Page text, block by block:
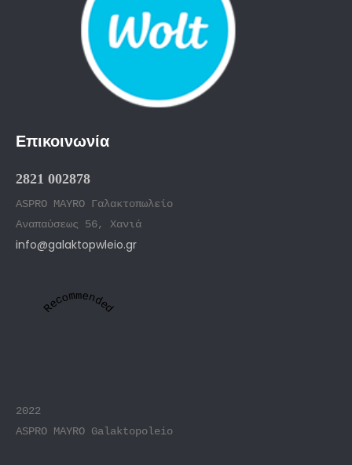
Επικοινωνία
2821 002878
ASPRO MAYRO Γαλακτοπωλείο
Αναπαύσεως 56, Χανιά
info@galaktopwleio.gr
Recommended
2022
ASPRO MAYRO Galaktopoleio